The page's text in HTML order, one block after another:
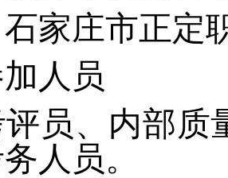
家庄市正定
人员
员、内部质
人员。